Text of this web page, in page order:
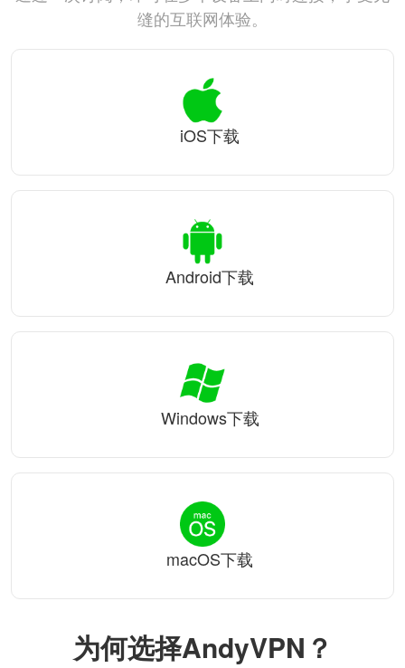
为何选择AndyVPN？
缝的互联网体验。
iOS下载
Android下载
Windows下载
macOS下载